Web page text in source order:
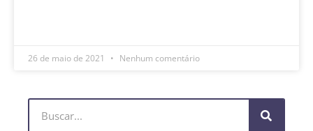
26 de maio de 2021 Nenhum comentário